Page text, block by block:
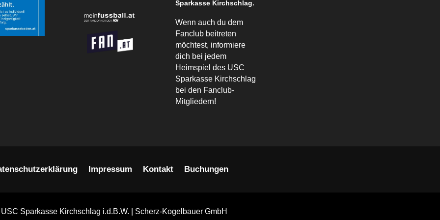
Sparkasse Kirchschlag.
Wenn auch du dem
Fanclub beitreten
möchtest, informiere
dich bei jedem
Heimspiel des USC
Sparkasse Kirchschlag
bei den Fanclub-
Mitgliedern!
Impressum Kontakt Buchungen
Sparkasse Kirchschlag i.d.B.W. | Scherz-Kogelbauer GmbH